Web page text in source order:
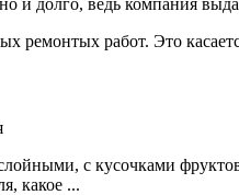
и долго, ведь компания
работ. Это
с кусочками
какое ...